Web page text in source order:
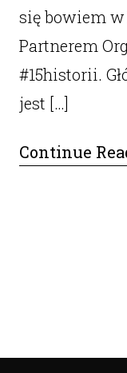
się bowiem w
Partnerem
#15historii.
jest […]
Continue